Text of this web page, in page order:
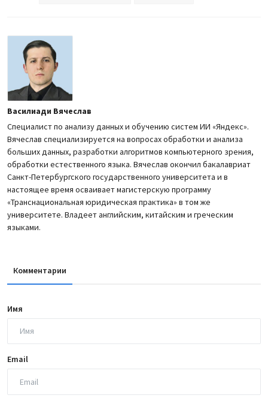
Василиади Вячеслав
Специалист по анализу данных и обучению систем ИИ «Яндекс».
Вячеслав специализируется на вопросах обработки и анализа
больших данных, разработки алгоритмов компьютерного зрения,
обработки естественного языка. Вячеслав окончил бакалавриат
Санкт-Петербургского государственного университета и в
настоящее время осваивает магистерскую программу
«Транснациональная юридическая практика» в том же
университете. Владеет английским, китайским и греческим
языками.
Комментарии
Имя
Email